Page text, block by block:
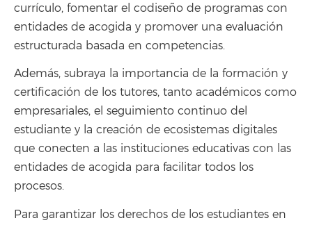
currículo, fomentar el codiseño de programas con
entidades de acogida y promover una evaluación
estructurada basada en competencias.
Además, subraya la importancia de la formación y
certificación de los tutores, tanto académicos como
empresariales, el seguimiento continuo del
estudiante y la creación de ecosistemas digitales
que conecten a las instituciones educativas con las
entidades de acogida para facilitar todos los
procesos.
Para garantizar los derechos de los estudiantes en